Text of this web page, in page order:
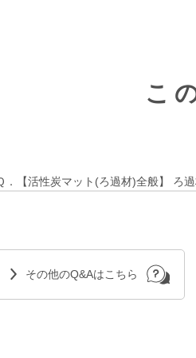
こ
．【活性炭マット(ろ過材)全般】 ろ
その他のQ&Aはこちら